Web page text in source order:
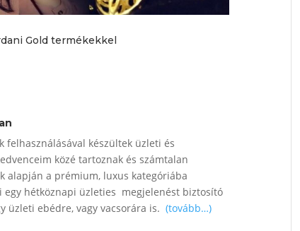
Gold termékekkel
készültek üzleti és
közé tartoznak és számtalan
alapján a prémium, luxus kategóriába
egy hétköznapi üzleties megjelenést biztosító
üzleti ebédre, vagy vacsorára is. (tovább…)